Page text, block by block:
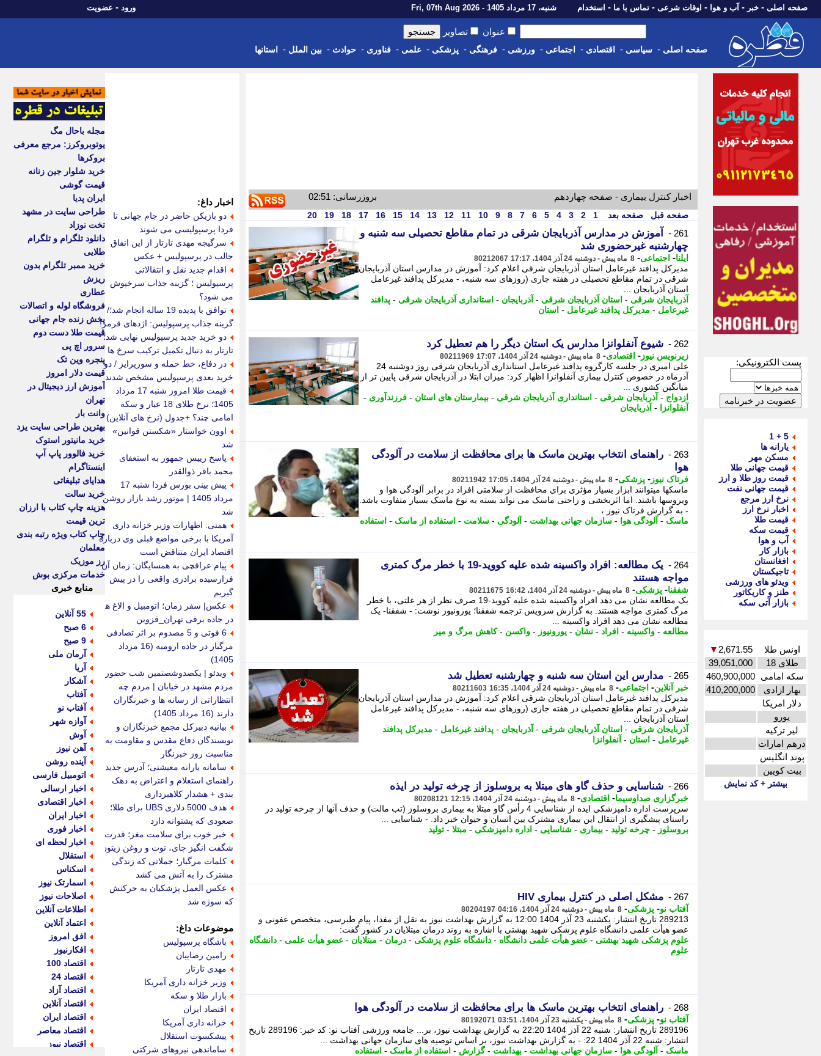
صفحه اصلی - خبر - آب و هوا - اوقات شرعی - تماس با ما - استخدام شنبه، 17 مرداد 1405 - Fri, 07th Aug 2026 ورود - عضویت
عنوان تصاویر
صفحه اصلی - سیاسی - اقتصادی - اجتماعی - ورزشی - فرهنگی - پزشکی - علمی - فناوری - حوادث - بین الملل - استانها
پست الکترونیکی:
5 + 1
یارانه ها
مسکن مهر
قیمت جهانی طلا
قیمت روز طلا و ارز
قیمت جهانی نفت
نرخ ارز مرجع
اخبار نرخ ارز
قیمت طلا
قیمت سکه
آب و هوا
بازار کار
افغانستان
تاجیکستان
ویدئو های ورزشی
طنز و کاریکاتور
بازار آتی سکه
اونس طلا 2,671.55
▼
طلای 18
39,051,000
سکه امامی 460,900,000
بهار ازادی
410,200,000
دلار امریکا
یورو
لیر ترکیه
درهم امارات
پوند انگلیس
بیت کویین
بیشتر + کد نمایش
اخبار کنترل بیماری - صفحه چهاردهم بروزرسانی: 02:51
صفحه قبل صفحه بعد 1
2
3
4
5
6
7
8
9
10
11
12
13
14
15
16
17
18
19
20
261 -
آموزش در مدارس آذربایجان شرقی در تمام مقاطع تحصیلی سه شنبه و
چهارشنبه غیرحضوری شد
ایلنا- اجتماعی- 8 ماه پیش - دوشنبه 24 آذر 1404، 17:17 80212067
مدیرکل پدافند غیرعامل استان آذربایجان شرقی اعلام کرد: آموزش در مدارس استان آذربایجان
شرقی در تمام مقاطع تحصیلی در هفته جاری (روزهای سه شنبه، - مدیرکل پدافند غیرعامل
استان آذربایجان ...
آذربایجان شرقی - استان آذربایجان شرقی - آذربایجان - استانداری آذربایجان شرقی - پدافند
غیرعامل - مدیرکل پدافند غیرعامل - استان
262 - شیوع آنفلوانزا مدارس یک استان دیگر را هم تعطیل کرد
زیرنویس نیوز - اقتصادی- 8 ماه پیش - دوشنبه 24 آذر 1404، 17:07 80211969
علی امیری در جلسه کارگروه پدافند غیرعامل استانداری آذربایجان شرقی روز دوشنبه 24
آذرماه در خصوص کنترل بیماری آنفلوانزا اظهار کرد: میزان ابتلا در آذربایجان شرقی پایین تر از
میانگین کشوری ...
ازدواج - آذربایجان شرقی - استانداری آذربایجان شرقی - بیمارستان های استان - فرزندآوری -
آنفلوانزا
- آذربایجان
263 -
راهنمای انتخاب بهترین ماسک ها برای محافظت از سلامت در آلودگی
هوا
فرتاک نیوز - پزشکی- 8 ماه پیش - دوشنبه 24 آذر 1404، 17:05 80211942
ماسکها میتوانند ابزار بسیار مؤثری برای محافظت از سلامتی افراد در برابر آلودگی هوا و
ویروسها باشند. اما اثربخشی و راحتی ماسک می تواند بسته به نوع ماسک بسیار متفاوت باشد.
- به گزارش فرتاک نیوز ،
ماسک - آلودگی هوا - سازمان جهانی بهداشت - آلودگی - سلامت - استفاده از ماسک - استفاده
264 -
یک مطالعه: افراد واکسینه شده علیه کووید-19 با خطر مرگ کمتری
مواجه هستند
شفقنا- پزشکی- 8 ماه پیش - دوشنبه 24 آذر 1404، 16:42 80211675
یک مطالعه نشان می دهد افراد واکسینه شده علیه کووید-19 صرف نظر از هر علتی، با خطر
مرگ کمتری مواجه هستند. به گزارش سرویس ترجمه شفقنا؛ یورونیوز نوشت: - شفقنا- یک
مطالعه نشان می دهد افراد واکسینه ...
مطالعه - واکسینه - افراد - نشان - یورونیوز - واکسن -کاهش مرگ و میر
265 - مدارس این استان سه شنبه و چهارشنبه تعطیل شد
خبر آنلاین- اجتماعی- 8 ماه پیش - دوشنبه 24 آذر 1404، 16:35 80211603
مدیرکل پدافند غیرعامل استان آذربایجان شرقی اعلام کرد: آموزش در مدارس استان آذربایجان
شرقی در تمام مقاطع تحصیلی در هفته جاری (روزهای سه شنبه، - مدیرکل پدافند غیرعامل
استان آذربایجان ...
آذربایجان شرقی - استان آذربایجان شرقی - آذربایجان - پدافند غیرعامل - مدیرکل پدافند
غیرعامل - استان - آنفلوانزا
266 - شناسایی و حذف گاو های مبتلا به بروسلوز از چرخه تولید در ایذه
خبرگزاری صداوسیما- اقتصادی- 8 ماه پیش - دوشنبه 24 آذر 1404، 12:15 80208121
سرپرست اداره دامپزشکی ایذه از شناسایی 4 رأس گاو مبتلا به بیماری بروسلوز (تب مالت) و حذف آنها از چرخه تولید در
راستای پیشگیری از انتقال این بیماری مشترک بین انسان و حیوان خبر داد. - شناسایی ...
بروسلوز - چرخه تولید - بیماری - شناسایی - اداره دامپزشکی - مبتلا - تولید
267 - مشکل اصلی در کنترل بیماری HIV
آفتاب نو- پزشکی- 8 ماه پیش - دوشنبه 24 آذر 1404، 04:16 80204197
289213 تاریخ انتشار: یکشنبه 23 آذر 1404 12:00 به گزارش بهداشت نیوز به نقل از مفدا، پیام طبرسی، متخصص عفونی و
عضو هیأت علمی دانشگاه علوم پزشکی شهید بهشتی با اشاره به روند درمان مبتلایان در کشور گفت:
علوم پزشکی شهید بهشتی - عضو هیأت علمی دانشگاه - دانشگاه علوم پزشکی - درمان - مبتلایان - عضو هیأت علمی - دانشگاه
علوم
268 - راهنمای انتخاب بهترین ماسک ها برای محافظت از سلامت در آلودگی هوا
آفتاب نو- پزشکی- 8 ماه پیش - یکشنبه 23 آذر 1404، 03:51 80192071
289196 تاریخ انتشار: شنبه 22 آذر 1404 22:20 به گزارش بهداشت نیوز، بر... جامعه ورزشی آفتاب نو: کد خبر: 289196 تاریخ
انتشار: شنبه 22 آذر 1404 22: - به گزارش بهداشت نیوز، بر اساس توصیه های سازمان جهانی بهداشت ...
ماسک - آلودگی هوا - سازمان جهانی بهداشت - بهداشت -گزارش - استفاده از ماسک - استفاده
اخبار داغ:
دو بازیکن حاضر در جام جهانی تا
فردا پرسپولیسی می شوند
سرگیجه مهدی تارتار از این اتفاق
جالب در پرسپولیس + عکس
اقدام جدید نقل و انتقالاتی
پرسپولیس ؛ گزینه جذاب سرخپوش
می شود؟
توافق با پدیده 19 ساله انجام شد؛/
گزینه جذاب پرسپولیس: اژدهای قرمز!
دو خرید جدید پرسپولیس نهایی شد؛
تارتار به دنبال تکمیل ترکیب سرخ ها
در دفاع، خط حمله و سورپرایز / دو
خرید بعدی پرسپولیس مشخص شدند
قیمت طلا امروز شنبه 17 مرداد
1405؛ نرخ طلای 18 عیار و سکه
امامی چند؟ +جدول (نرخ های آنلاین)
اوون خواستار «شکستن قوانین»
شد
پاسخ رییس جمهور به استعفای
محمد باقر ذوالقدر
پیش بینی بورس فردا شنبه 17
مرداد 1405 | موتور رشد بازار روشن
شد
همتی: اظهارات وزیر خزانه داری
آمریکا با برخی مواضع قبلی وی درباره
اقتصاد ایران متناقض است
پیام عراقچی به همسایگان: زمان آن
فرارسیده برادری واقعی را در پیش
گیریم
عکس| سفر زمان؛ اتومبیل و الاغ ها
در جاده برفی تهران_قزوین
6 فوتی و 5 مصدوم بر اثر تصادفی
مرگبار در جاده ارومیه (16 مرداد
1405)
ویدئو | یکصدوشصتمین شب حضور
مردم مشهد در خیابان | مردم چه
انتظاراتی از رسانه ها و خبرنگاران
دارند (16 مرداد 1405)
بیانیه دبیرکل مجمع خبرنگاران و
نویسندگان دفاع مقدس و مقاومت به
مناسبت روز خبرنگار
سامانه یارانه معیشتی؛ آدرس جدید،
راهنمای استعلام و اعتراض به دهک
بندی + هشدار کلاهبرداری
هدف 5000 دلاری UBS برای طلا؛
صعودی که پشتوانه دارد
خبر خوب برای سلامت مغز؛ قدرت
شگفت انگیز چای، توت و روغن زیتون
کلمات مرگبار؛ جملاتی که زندگی
مشترک را به آتش می کشد
عکس العمل پزشکیان به حرکتش
که سوژه شد
موضوعات داغ:
باشگاه پرسپولیس
رامین رضاییان
مهدی تارتار
وزیر خزانه داری آمریکا
بازار طلا و سکه
اقتصاد ایران
خزانه داری آمریکا
پیشکسوت استقلال
ساماندهی نیروهای شرکتی
مجله باحال مگ
یوتوبروکرز: مرجع معرفی
بروکرها
خرید شلوار جین زنانه
قیمت گوشی
ایران پدیا
طراحی سایت در مشهد
تخت نوزاد
دانلود تلگرام و تلگرام
طلایی
خرید ممبر تلگرام بدون
ریزش
عطاری
فروشگاه لوله و اتصالات
پخش زنده جام جهانی
قیمت طلا دست دوم
سرور اچ پی
پنجره وین تک
قیمت دلار امروز
آموزش ارز دیجیتال در
تهران
وانت بار
بهترین طراحی سایت یزد
خرید مانیتور استوک
خرید فالوور پاپ آپ
اینستاگرام
هدایای تبلیغاتی
خرید سالت
هزینه چاپ کتاب با ارزان
ترین قیمت
چاپ کتاب ویژه رتبه بندی
معلمان
رز موزیک
خدمات مرکزی بوش
منابع خبری
55 آنلاین
6 صبح
9 صبح
آرمان ملی
آریا
آشکار
آفتاب
آفتاب نو
آوازه شهر
آوش
آهن نیوز
آینده روشن
اتومبیل فارسی
اخبار ارسالی
اخبار اقتصادی
اخبار ایران
اخبار فوری
اخبار لحظه ای
استقلال
اسکناس
اسمارتک نیوز
اصلاحات نیوز
اطلاعات آنلاین
اعتماد آنلاین
افق امروز
افکارنیوز
اقتصاد 100
اقتصاد 24
اقتصاد آزاد
اقتصاد آنلاین
اقتصاد ایران
اقتصاد معاصر
اقتصاد نیوز